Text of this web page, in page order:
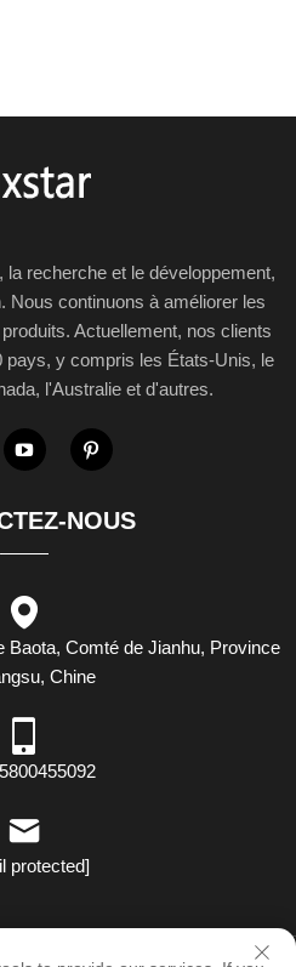
respectueuses
de
l’environnement.
En Australie,
plusieurs usines
t...
recherche et le développement,
Nous continuons à améliorer les
Actuellement, nos clients
pays, y compris les États-Unis, le
l'Australie et d'autres.
NOUS
Baota, Comté de Jianhu, Province
Chine
protected]